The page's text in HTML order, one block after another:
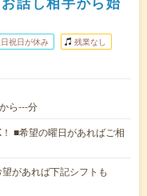
日祝日が休み 残業なし
ら---分
■希望の曜日があればご相
があれば下記シフトも